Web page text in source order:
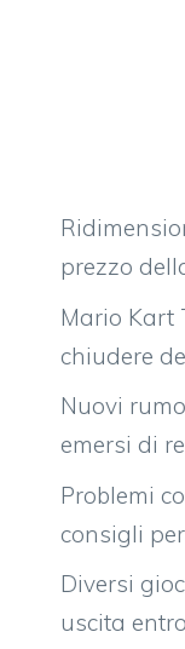
prezzo
Mario Kart
chiudere
Nuovi
emersi di
Problemi
consigli
Diversi
uscita